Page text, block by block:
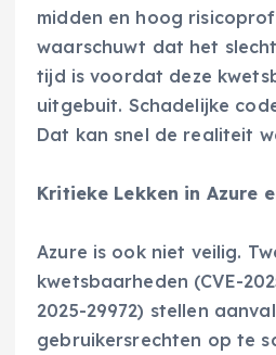
midden en hoog
waarschuwt dat het
tijd is voordat deze
uitgebuit. Schadelijke
Dat kan snel de realiteit
Kritieke Lekken in Azure
Azure is ook niet veilig.
kwetsbaarheden (CVE-
2025-29972) stellen
gebruikersrechten op te